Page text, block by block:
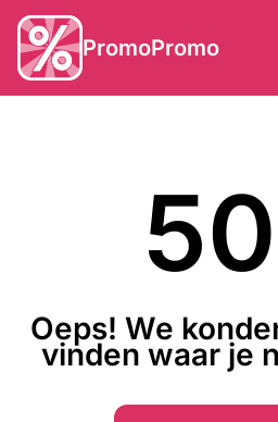
PromoPromo
Oeps! We
vinden waar je